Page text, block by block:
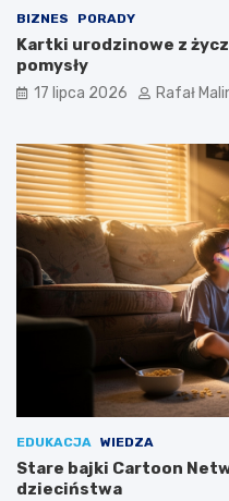
BIZNES PORADY
Kartki urodzinowe z
pomysły
17 lipca 2026 Rafał
EDUKACJA WIEDZA
Stare bajki Cartoon
dzieciństwa